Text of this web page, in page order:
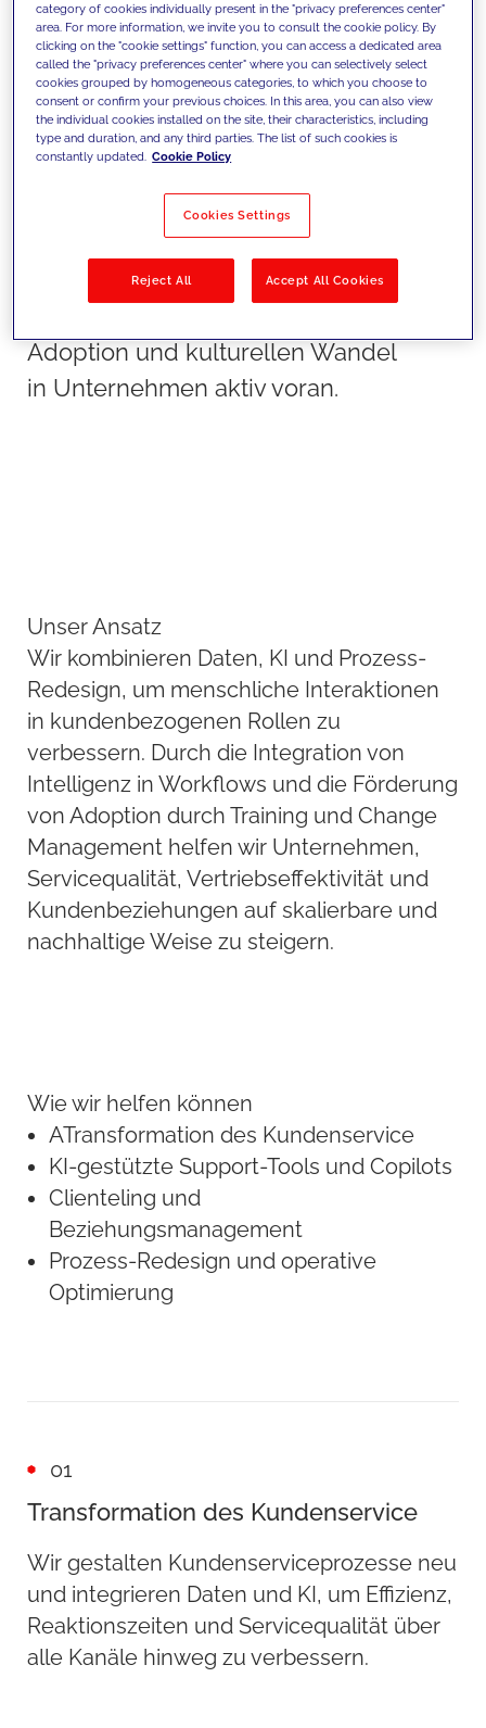
Prozesse in Service, Vertrieb und
Beziehungsmanagement
grundlegend neu - durch den
gezielten Einsatz von Daten und
zu stärken und ein effektiveres,
personalisierteres und
skalierbares Engagement zu
Adoption und kulturellen Wandel
in Unternehmen aktiv voran.
Unser Ansatz
Wir kombinieren Daten, KI und Prozess-
Redesign, um menschliche Interaktionen
in kundenbezogenen Rollen zu
verbessern. Durch die Integration von
Intelligenz in Workflows und die Förderung
von Adoption durch Training und Change
Management helfen wir Unternehmen,
Servicequalität, Vertriebseffektivität und
Kundenbeziehungen auf skalierbare und
nachhaltige Weise zu steigern.
Wie wir helfen können
ATransformation des Kundenservice
KI-gestützte Support-Tools und Copilots
Clienteling und
Beziehungsmanagement
Prozess-Redesign und operative
Optimierung
01
Transformation des Kundenservice
Wir gestalten Kundenserviceprozesse neu
und integrieren Daten und KI, um Effizienz,
Reaktionszeiten und Servicequalität über
alle Kanäle hinweg zu verbessern.
category of cookies individually present in the "privacy preferences center"
area. For more information, we invite you to consult the cookie policy. By
clicking on the "cookie settings" function, you can access a dedicated area
called the "privacy preferences center" where you can selectively select
cookies grouped by homogeneous categories, to which you choose to
consent or confirm your previous choices. In this area, you can also view
the individual cookies installed on the site, their characteristics, including
type and duration, and any third parties. The list of such cookies is
constantly updated. Cookie Policy
Cookies Settings
Reject All Accept All Cookies